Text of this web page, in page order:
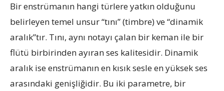
Bir enstrümanın hangi türlere yatkın olduğunu
belirleyen temel unsur “tını” (timbre) ve “dinamik
aralık”tır. Tını, aynı notayı çalan bir keman ile bir
flütü birbirinden ayıran ses kalitesidir. Dinamik
aralık ise enstrümanın en kısık sesle en yüksek ses
arasındaki genişliğidir. Bu iki parametre, bir